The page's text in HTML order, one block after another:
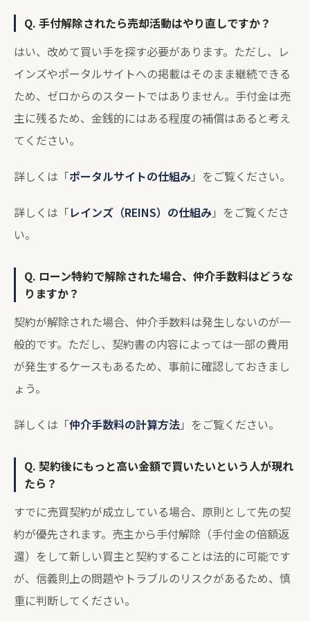
Q. 手付解除されたら売却活動はやり直しですか？
はい、改めて買い手を探す必要があります。ただし、レ
インズやポータルサイトへの掲載はそのまま継続できる
ため、ゼロからのスタートではありません。手付金は売
主に残るため、金銭的にはある程度の補償はあると考え
てください。
詳しくは「ポータルサイトの仕組み」をご覧ください。
詳しくは「レインズ（REINS）の仕組み」をご覧くださ
い。
Q. ローン特約で解除された場合、仲介手数料はどうな
りますか？
契約が解除された場合、仲介手数料は発生しないのが一
般的です。ただし、契約書の内容によっては一部の費用
が発生するケースもあるため、事前に確認しておきまし
ょう。
詳しくは「仲介手数料の計算方法」をご覧ください。
Q. 契約後にもっと高い金額で買いたいという人が現れ
たら？
すでに売買契約が成立している場合、原則として先の契
約が優先されます。売主から手付解除（手付金の倍額返
還）をして新しい買主と契約することは法的に可能です
が、信義則上の問題やトラブルのリスクがあるため、慎
重に判断してください。